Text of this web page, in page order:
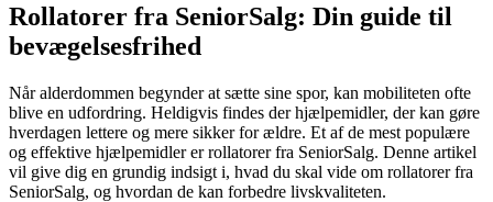
Rollatorer fra SeniorSalg: Din guide til
bevægelsesfrihed
Når alderdommen begynder at sætte sine spor, kan mobiliteten ofte
blive en udfordring. Heldigvis findes der hjælpemidler, der kan gøre
hverdagen lettere og mere sikker for ældre. Et af de mest populære
og effektive hjælpemidler er rollatorer fra SeniorSalg. Denne artikel
vil give dig en grundig indsigt i, hvad du skal vide om rollatorer fra
SeniorSalg, og hvordan de kan forbedre livskvaliteten.